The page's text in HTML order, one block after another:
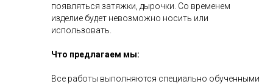
появляться затяжки, дырочки. Со временем
изделие будет невозможно носить или
использовать.
Что предлагаем мы:
Все работы выполняются специально обученными